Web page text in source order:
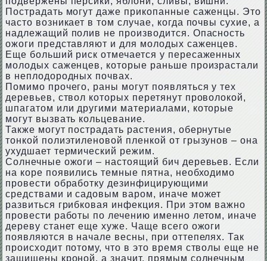
Пострадать могут даже прикопанные саженцы. Это
часто возникает в том случае, когда почвы сухие, а
надлежащий полив не производится. Опасность
ожоги представляют и для молодых саженцев.
Еще больший риск отмечается у пересаженных
молодых саженцев, которые раньше произрастали
в неплодородных почвах.
Помимо прочего, раны могут появляться у тех
деревьев, ствол которых перетянут проволокой,
шпагатом или другими материалами, которые
могут вызвать кольцевание.
Также могут пострадать растения, обернутые
тонкой полиэтиленовой пленкой от грызунов – она
ухудшает термический режим.
Солнечные ожоги – настоящий бич деревьев. Если
на коре появились темные пятна, необходимо
провести обработку дезинфицирующими
средствами и садовым варом, иначе может
развиться грибковая инфекция. При этом важно
провести работы по лечению именно летом, иначе
дереву станет еще хуже. Чаще всего ожоги
появляются в начале весны, при оттепелях. Так
происходит потому, что в это время стволы еще не
защищены кроной, а значит, прямым солнечным